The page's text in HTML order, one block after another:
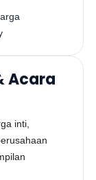
Acara
inti,